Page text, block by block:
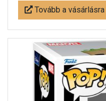
Tovább a vásárlásra